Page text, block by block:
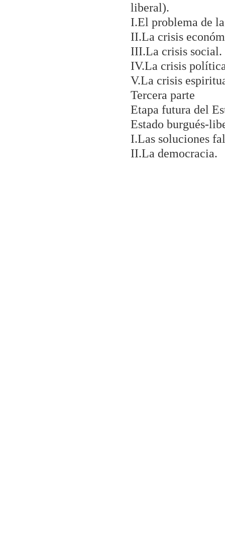
liberal).
I.El problema de
II.La crisis
III.La crisis social.
IV.La crisis
V.La crisis
Tercera parte
Etapa futura del
Estado burgués-
I.Las soluciones
II.La democracia.